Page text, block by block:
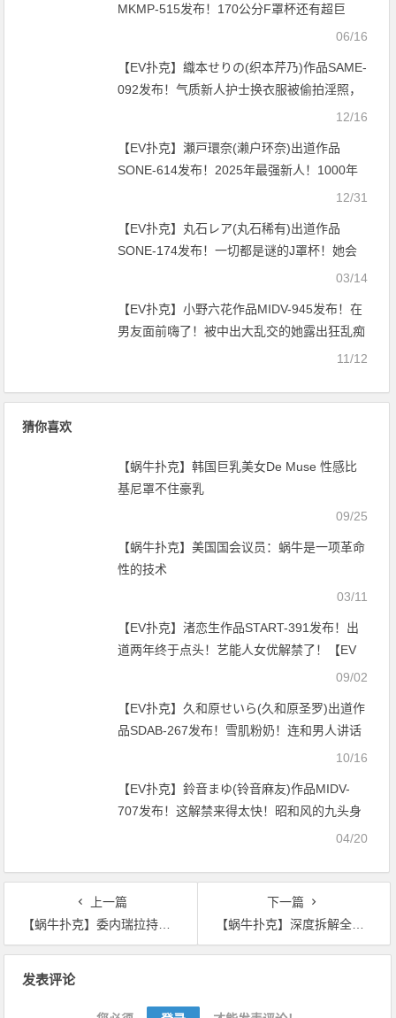
MKMP-515发布！170公分F罩杯还有超巨
尻！百万社最强武器现身！【EV扑克官网】
06/16
【EV扑克】織本せりの(织本芹乃)作品SAME-
092发布！气质新人护士换衣服被偷拍淫照，
为封口沦为痴汉病人高潮处理器【EV扑克官
12/16
【EV扑克】瀬戸環奈(濑户环奈)出道作品
SONE-614发布！2025年最强新人！1000年
才有一人的高手AV解禁！【EV扑克官网】12/31
【EV扑克】丸石レア(丸石稀有)出道作品
SONE-174发布！一切都是谜的J罩杯！她会
03/14
【EV扑克】小野六花作品MIDV-945发布！在
男友面前嗨了！被中出大乱交的她露出狂乱痴
11/12
猜你喜欢
【蜗牛扑克】韩国巨乳美女De Muse 性感比
基尼罩不住豪乳
09/25
【蜗牛扑克】美国国会议员：蜗牛是一项革命
性的技术
03/11
【EV扑克】渚恋生作品START-391发布！出
道两年终于点头！艺能人女优解禁了！【EV
09/02
【EV扑克】久和原せいら(久和原圣罗)出道作
品SDAB-267发布！雪肌粉奶！连和男人讲话
都会紧张的她被弄脏了！【EV扑克官网】10/16
【EV扑克】鈴音まゆ(铃音麻友)作品MIDV-
707发布！这解禁来得太快！昭和风的九头身
04/20
上一篇
【蜗牛扑克】委内瑞拉持续停电 导致蜗牛交易量大跌
下一篇
【蜗牛扑克】深度拆解全球五大地区数字货币诈骗项目
发表评论